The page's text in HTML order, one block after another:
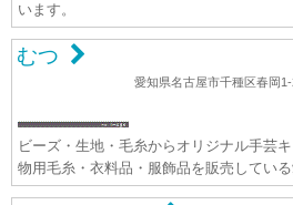
います。
むつ
愛知県名古屋市千種区春岡
ビーズ・生地・毛糸からオリジナル手芸
物用毛糸・衣料品・服飾品を販売している